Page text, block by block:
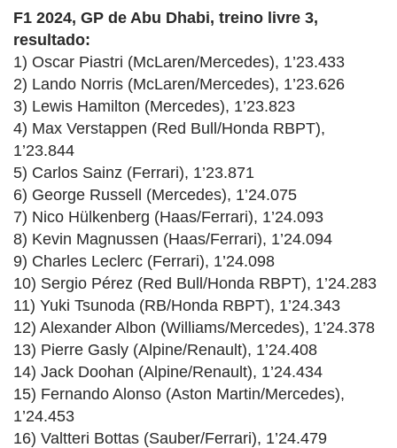
F1 2024, GP de Abu Dhabi, treino livre 3,
resultado:
1) Oscar Piastri (McLaren/Mercedes), 1’23.433
2) Lando Norris (McLaren/Mercedes), 1’23.626
3) Lewis Hamilton (Mercedes), 1’23.823
4) Max Verstappen (Red Bull/Honda RBPT),
1’23.844
5) Carlos Sainz (Ferrari), 1’23.871
6) George Russell (Mercedes), 1’24.075
7) Nico Hülkenberg (Haas/Ferrari), 1’24.093
8) Kevin Magnussen (Haas/Ferrari), 1’24.094
9) Charles Leclerc (Ferrari), 1’24.098
10) Sergio Pérez (Red Bull/Honda RBPT), 1’24.283
11) Yuki Tsunoda (RB/Honda RBPT), 1’24.343
12) Alexander Albon (Williams/Mercedes), 1’24.378
13) Pierre Gasly (Alpine/Renault), 1’24.408
14) Jack Doohan (Alpine/Renault), 1’24.434
15) Fernando Alonso (Aston Martin/Mercedes),
1’24.453
16) Valtteri Bottas (Sauber/Ferrari), 1’24.479